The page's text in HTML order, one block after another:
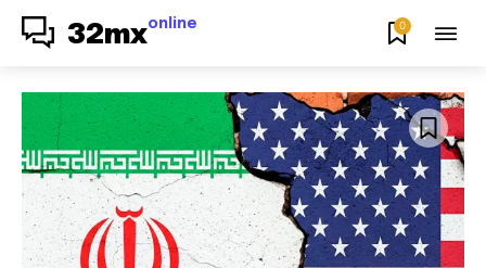
32mxonline 0